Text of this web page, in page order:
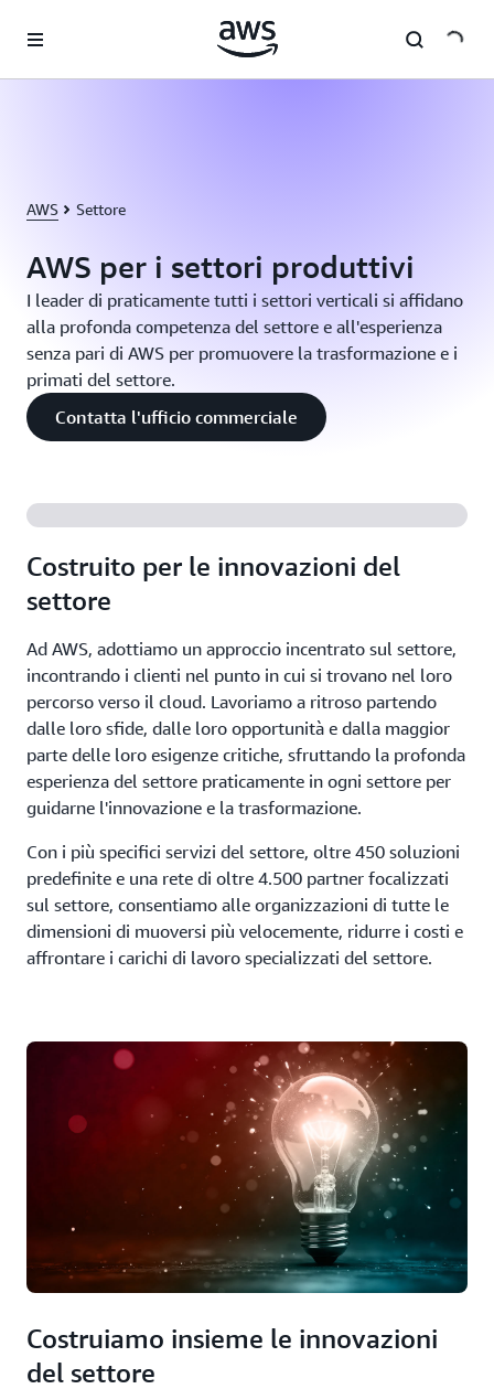
AWS Settore
AWS per i settori produttivi
I leader di praticamente tutti i settori verticali si affidano
alla profonda competenza del settore e all'esperienza
senza pari di AWS per promuovere la trasformazione e i
primati del settore.
Contatta l'ufficio commerciale
Costruito per le innovazioni del
settore
Ad AWS, adottiamo un approccio incentrato sul settore,
incontrando i clienti nel punto in cui si trovano nel loro
percorso verso il cloud. Lavoriamo a ritroso partendo
dalle loro sfide, dalle loro opportunità e dalla maggior
parte delle loro esigenze critiche, sfruttando la profonda
esperienza del settore praticamente in ogni settore per
guidarne l'innovazione e la trasformazione.
Con i più specifici servizi del settore, oltre 450 soluzioni
predefinite e una rete di oltre 4.500 partner focalizzati
sul settore, consentiamo alle organizzazioni di tutte le
dimensioni di muoversi più velocemente, ridurre i costi e
affrontare i carichi di lavoro specializzati del settore.
Costruiamo insieme le innovazioni
del settore